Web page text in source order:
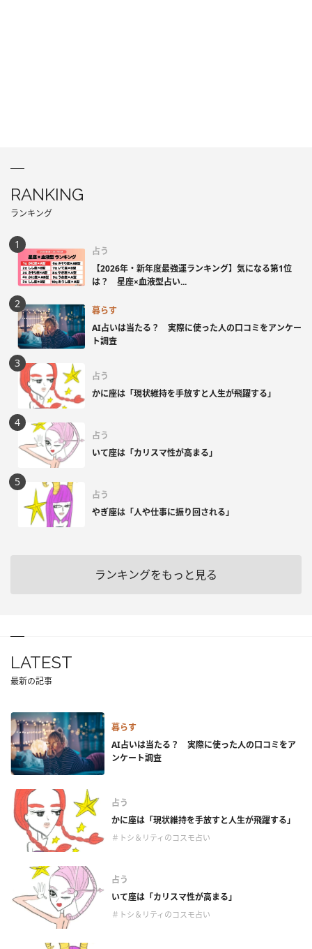
RANKING
ランキング
占う
【2026年・新年度最強運ランキング】気になる第1位
は？ 星座×血液型占い...
暮らす
AI占いは当たる？ 実際に使った人の口コミをアンケー
ト調査
占う
かに座は「現状維持を手放すと人生が飛躍する」
占う
いて座は「カリスマ性が高まる」
占う
やぎ座は「人や仕事に振り回される」
ランキングをもっと見る
LATEST
最新の記事
暮らす
AI占いは当たる？ 実際に使った人の口コミをア
ンケート調査
占う
かに座は「現状維持を手放すと人生が飛躍する」
＃トシ＆リティのコスモ占い
占う
いて座は「カリスマ性が高まる」
＃トシ＆リティのコスモ占い